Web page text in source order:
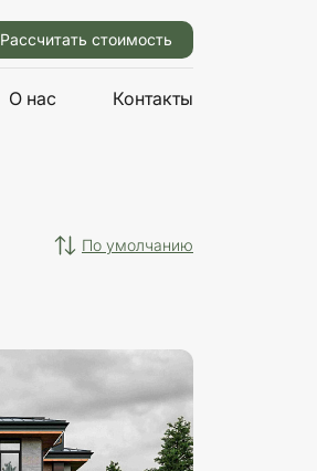
Рассчитать стоимость
О нас Контакты
по умолчанию